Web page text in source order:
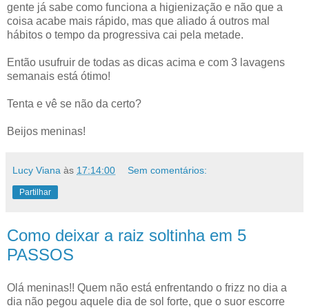
gente já sabe como funciona a higienização e não que a
coisa acabe mais rápido, mas que aliado á outros mal
hábitos o tempo da progressiva cai pela metade.
Então usufruir de todas as dicas acima e com 3 lavagens
semanais está ótimo!
Tenta e vê se não da certo?
Beijos meninas!
Lucy Viana às 17:14:00 Sem comentários:
Partilhar
Como deixar a raiz soltinha em 5
PASSOS
Olá meninas!! Quem não está enfrentando o frizz no dia a
dia não pegou aquele dia de sol forte, que o suor escorre